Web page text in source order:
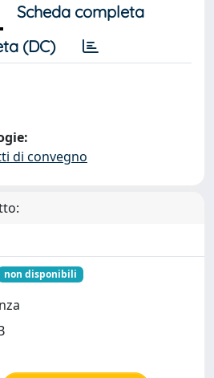
Scheda completa
(DC)
di convegno
non disponibili